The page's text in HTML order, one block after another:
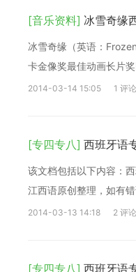
[音乐资料] 冰雪奇缘
冰雪奇缘（英语：
卡金像奖最佳动画长片
2014-03-14 15:05 1 评论
[专四专八] 西班牙语
该文档包括以下内容：
江西语原创整理，如有
2014-03-13 14:18 2 评论
[专四专八] 西班牙语